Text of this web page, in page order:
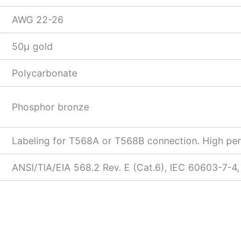
AWG 22-26
50µ gold
Polycarbonate
Phosphor bronze
Labeling for T568A or T568B connection. High
ANSI/TIA/EIA 568.2 Rev. E (Cat.6), IEC 60603-7-